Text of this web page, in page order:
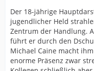
Der 18-jährige
jugendlicher Held
Zentrum der Handlung.
führt er durch den
Michael Caine macht
enorme Präsenz zwar